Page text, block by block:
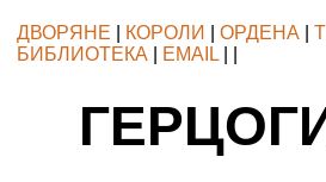
ДВОРЯНЕ КОРОЛИ ОРДЕНА
БИБЛИОТЕКА
EMAIL